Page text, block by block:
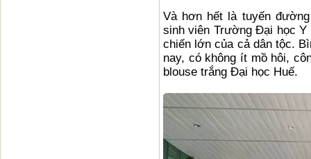
Và hơn hết là tuyến
sinh viên Trường Đại học
chiến lớn của cả dân tộc.
nay, có không ít mồ hôi,
blouse trắng Đại học Huế.